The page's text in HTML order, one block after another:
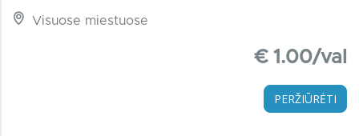
Visuose miestuose
€ 1.00/val
PERŽIŪRĖTI